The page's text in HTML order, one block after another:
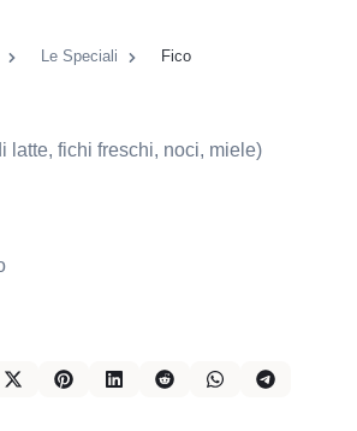
Le Speciali Fico
latte, fichi freschi, noci, miele)